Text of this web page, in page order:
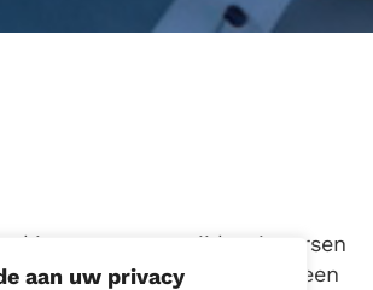
aan uw privacy
verzorgen wij het inpersen
De machine is voorzien van een